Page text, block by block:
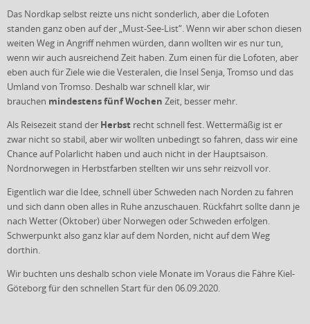
Das Nordkap selbst reizte uns nicht sonderlich, aber die Lofoten
standen ganz oben auf der „Must-See-List“. Wenn wir aber schon diesen
weiten Weg in Angriff nehmen würden, dann wollten wir es nur tun,
wenn wir auch ausreichend Zeit haben. Zum einen für die Lofoten, aber
eben auch für Ziele wie die Vesteralen, die Insel Senja, Tromso und das
Umland von Tromso. Deshalb war schnell klar, wir
brauchen mindestens fünf Wochen Zeit, besser mehr.
Als Reisezeit stand der Herbst recht schnell fest. Wettermäßig ist er
zwar nicht so stabil, aber wir wollten unbedingt so fahren, dass wir eine
Chance auf Polarlicht haben und auch nicht in der Hauptsaison.
Nordnorwegen in Herbstfarben stellten wir uns sehr reizvoll vor.
Eigentlich war die Idee, schnell über Schweden nach Norden zu fahren
und sich dann oben alles in Ruhe anzuschauen. Rückfahrt sollte dann je
nach Wetter (Oktober) über Norwegen oder Schweden erfolgen.
Schwerpunkt also ganz klar auf dem Norden, nicht auf dem Weg
dorthin.
Wir buchten uns deshalb schon viele Monate im Voraus die Fähre Kiel-
Göteborg für den schnellen Start für den 06.09.2020.